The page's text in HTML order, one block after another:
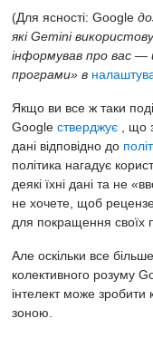
(Для ясності: Google
які Gemini
інформував про вас —
програми» в
Якщо ви все ж таки
Google стверджує , що
дані відповідно до
політика нагадує
деякі їхні дані та не
не хочете, щоб
для покращення своїх
Але оскільки все
колективного розуму
інтелект може зробити
зоною.